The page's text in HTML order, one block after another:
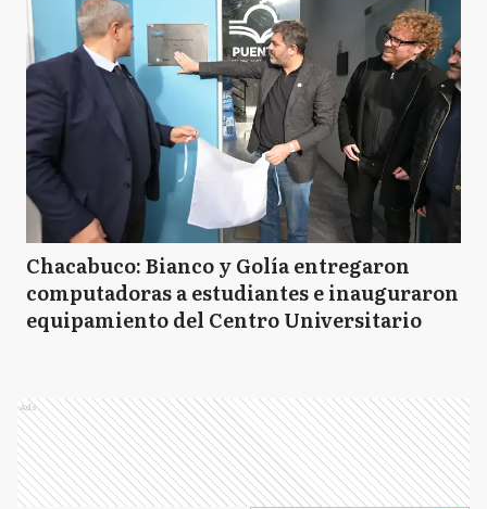
Chacabuco: Bianco y Golía entregaron
computadoras a estudiantes e inauguraron
equipamiento del Centro Universitario
Ads